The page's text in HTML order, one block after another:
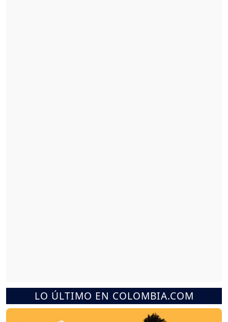
LO ÚLTIMO EN COLOMBIA.COM